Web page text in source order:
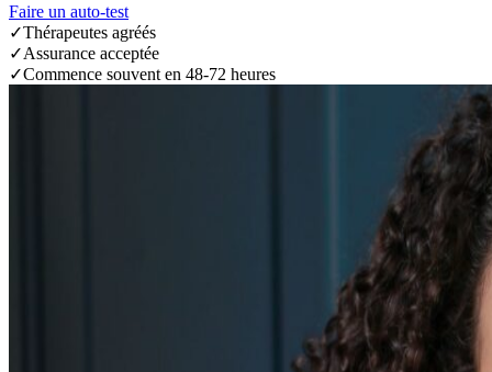
Faire un auto-test
✓Thérapeutes agréés
✓Assurance acceptée
✓Commence souvent en 48-72 heures